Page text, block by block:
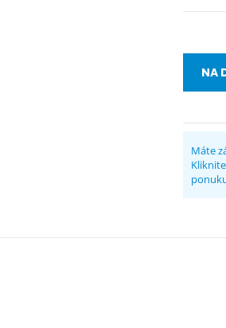
NA
Máte